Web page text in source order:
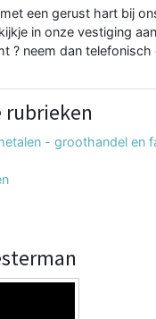
een gerust hart bij
in onze vestiging
? neem dan
rubrieken
- groothandel en